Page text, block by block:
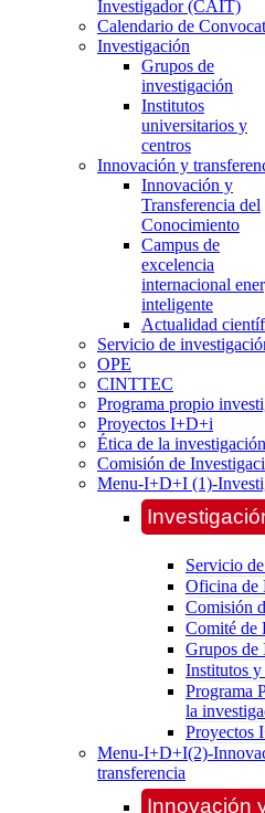
Investigador (CAIT)
Calendario de
Investigación
Grupos de
investigación
Institutos
universitarios y
centros
Innovación y
Innovación y
Transferencia del
Conocimiento
Campus de
excelencia
internacional
inteligente
Actualidad
Servicio de
OPE
CINTTEC
Programa propio
Proyectos I+D+i
Ética de la investigación
Comisión de
Menu-I+D+I (1)-
Servicio
Oficina de
Comisión
Comité de
Grupos de
Institutos y
Programa
la
Proyectos
Menu-I+D+I(2)-
transferencia
Innovación